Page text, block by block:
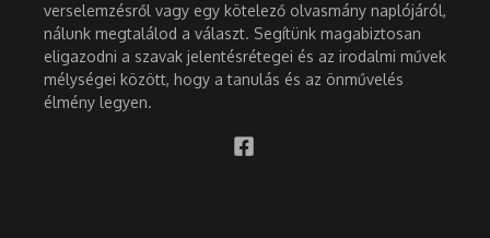
verselemzésről vagy egy kötelező olvasmány naplójáról,
nálunk megtalálod a választ. Segítünk magabiztosan
eligazodni a szavak jelentésrétegei és az irodalmi művek
mélységei között, hogy a tanulás és az önművelés
élmény legyen.